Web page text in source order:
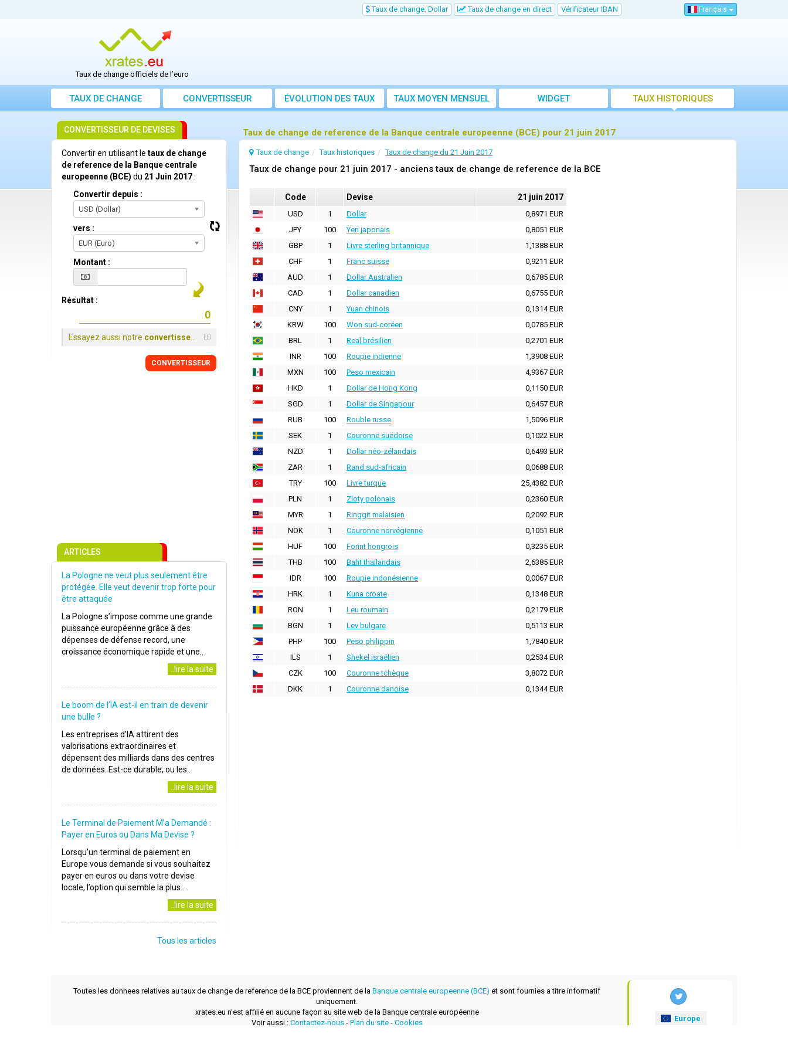
Taux de change: Dollar Taux de change en direct Vérificateur IBAN Français
Taux de change officiels de l’euro
TAUX DE CHANGE CONVERTISSEUR ÉVOLUTION DES TAUX TAUX MOYEN MENSUEL WIDGET TAUX HISTORIQUES
Taux de change de reference de la Banque centrale europeenne (BCE) pour 21 juin 2017
Taux de change Taux historiques Taux de change du 21 Juin 2017
Taux de change pour 21 juin 2017 - anciens taux de change de reference de la BCE
Code Devise 21 juin 2017
USD 1 Dollar
0,8971 EUR
JPY
100 Yen japonais
0,8051 EUR
GBP
1 Livre sterling britannique
1,1388 EUR
CHF
1 Franc suisse
0,9211 EUR
AUD
1 Dollar Australien
0,6785 EUR
CAD
1 Dollar canadien
0,6755 EUR
CNY
1 Yuan chinois
0,1314 EUR
KRW
100 Won sud-coréen
0,0785 EUR
BRL
1 Real brésilien
0,2701 EUR
INR
100 Roupie indienne
1,3908 EUR
MXN
100 Peso mexicain
4,9367 EUR
HKD
1 Dollar de Hong Kong
0,1150 EUR
SGD
1 Dollar de Singapour
0,6457 EUR
RUB
100 Rouble russe
1,5096 EUR
SEK
1 Couronne suédoise
0,1022 EUR
NZD
1 Dollar néo-zélandais
0,6493 EUR
ZAR
1 Rand sud-africain
0,0688 EUR
TRY
100 Livre turque
25,4382 EUR
PLN
1 Zloty polonais
0,2360 EUR
MYR
1 Ringgit malaisien
0,2092 EUR
NOK
1 Couronne norvégienne
0,1051 EUR
HUF
100 Forint hongrois
0,3235 EUR
THB
100 Baht thaïlandais
2,6385 EUR
IDR
100 Roupie indonésienne
0,0067 EUR
HRK
1 Kuna croate
0,1348 EUR
RON
1 Leu roumain
0,2179 EUR
BGN
1 Lev bulgare
0,5113 EUR
PHP
100 Peso philippin
1,7840 EUR
ILS
1 Shekel israélien
0,2534 EUR
CZK
100 Couronne tchèque
3,8072 EUR
DKK
1 Couronne danoise 0,1344 EUR
CONVERTISSEUR DE DEVISES
Convertir en utilisant le taux de change
de reference de la Banque centrale
europeenne (BCE) du 21 Juin 2017:
Convertir depuis :
USD (Dollar)
vers :
EUR (Euro)
Montant :
Résultat :
Essayez aussi notre convertisseur
CONVERTISSEUR
ARTICLES
La Pologne ne veut plus seulement être
protégée. Elle veut devenir trop forte pour
être attaquée
La Pologne s’impose comme une grande
puissance européenne grâce à des
dépenses de défense record, une
croissance économique rapide et une..
..lire la suite
Le boom de l’IA est-il en train de devenir
une bulle ?
Les entreprises d’IA attirent des
valorisations extraordinaires et
dépensent des milliards dans des centres
de données. Est-ce durable, ou les..
..lire la suite
Le Terminal de Paiement M’a Demandé :
Payer en Euros ou Dans Ma Devise ?
Lorsqu’un terminal de paiement en
Europe vous demande si vous souhaitez
payer en euros ou dans votre devise
locale, l’option qui semble la plus..
..lire la suite
Tous les articles
Toutes les donnees relatives au taux de change de reference de la BCE proviennent de la Banque centrale europeenne (BCE) et sont fournies a titre informatif
uniquement.
xrates.eu n'est affilié en aucune façon au site web de la Banque centrale européenne
Voir aussi : Contactez-nous- Plan du site- Cookies
Europe